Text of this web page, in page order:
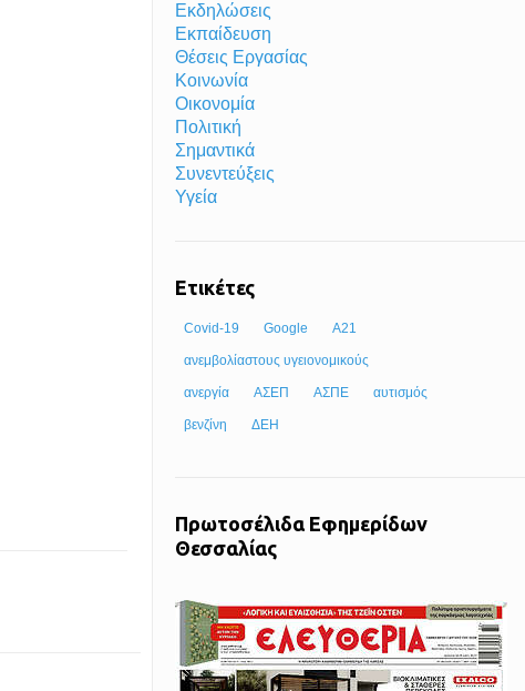
Εκδηλώσεις
Εκπαίδευση
Θέσεις Εργασίας
Κοινωνία
Οικονομία
Πολιτική
Σημαντικά
Συνεντεύξεις
Υγεία
Ετικέτες
Covid-19 Google Α21
ανεμβολίαστους υγειονομικούς
ανεργία ΑΣΕΠ ΑΣΠΕ αυτισμός
βενζίνη ΔΕΗ
Πρωτοσέλιδα Εφημερίδων
Θεσσαλίας